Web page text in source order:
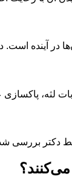
در آینده
لثه،
بررسی شده
می‌کنند؟